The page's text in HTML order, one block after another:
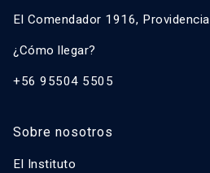
El Comendador 1916, Providencia
¿Cómo llegar?
+56 95504 5505
Sobre nosotros
El Instituto